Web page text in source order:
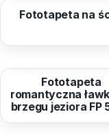
Fototapeta na
od40,96 zł
Fototapeta
romantyczna
brzegu jeziora FP
od40,96 zł